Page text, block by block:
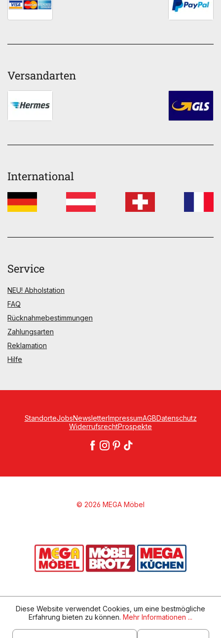
Versandarten
International
Service
NEU! Abholstation
FAQ
Rücknahmebestimmungen
Zahlungsarten
Reklamation
Hilfe
StandorteJobsNewsletterImpressumAGBDatenschutz
WiderrufsrechtProspekte
© 2026 MEGA Möbel
Diese Website verwendet Cookies, um eine bestmögliche
Erfahrung bieten zu können. Mehr Informationen ...